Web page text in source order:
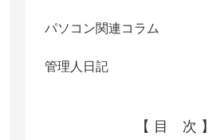
パソコン関連コラム
管理人日記
【 目 次 】